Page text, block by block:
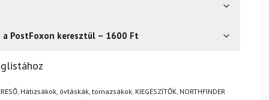
a PostFoxon keresztül – 1600 Ft
gond – a terméket egyszerűen visszaküldheti 14
, Hátizsákok, övtáskák, tornazsákok, KIEGÉSZÍTŐK, NORTHFINDER